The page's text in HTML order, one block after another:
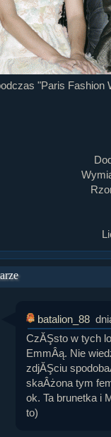
10,564
3,921
319,637
3,327
4,170
"Paris Fashion
batalion_88
CzĂŞsto w tych
EmmÂą. Nie
zdjĂŞciu
skaÂżona tym
ok. Ta brunetka i
to)